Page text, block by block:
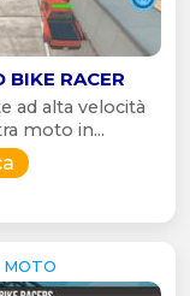
BIKE RACER
ad alta velocità
moto in...
MOTO